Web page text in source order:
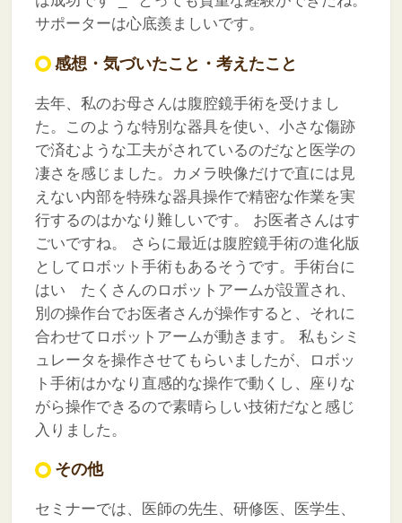
サポーターは心底羨ましいです。
感想・気づいたこと・考えたこと
去年、私のお母さんは腹腔鏡手術を受けまし
た。このような特別な器具を使い、小さな傷跡
で済むような工夫がされているのだなと医学の
凄さを感じました。カメラ映像だけで直には見
えない内部を特殊な器具操作で精密な作業を実
行するのはかなり難しいです。
お医者さんはす
ごいですね。
さらに最近は腹腔鏡手術の進化版
としてロボット手術もあるそうです。手術台に
はい たくさんのロボットアームが設置され、
別の操作台でお医者さんが操作すると、それに
合わせてロボットアームが動きます。
私もシミ
ュレータを操作させてもらいましたが、ロボッ
ト手術はかなり直感的な操作で動くし、座りな
がら操作できるので素晴らしい技術だなと感じ
入りました。
その他
セミナーでは、医師の先生、研修医、医学生、